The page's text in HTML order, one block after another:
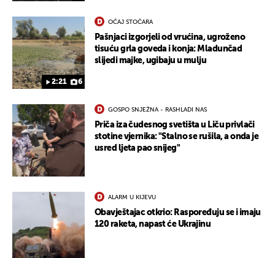
2:21 6
OČAJ STOČARA
Pašnjaci izgorjeli od vrućina, ugroženo
tisuću grla goveda i konja: Mladunčad
slijedi majke, ugibaju u mulju
GOSPO SNJEŽNA - RASHLADI NAS
Priča iza čudesnog svetišta u Liču privlači
stotine vjernika: "Stalno se rušila, a onda je
usred ljeta pao snijeg"
ALARM U KIJEVU
Obavještajac otkrio: Raspoređuju se i imaju
120 raketa, napast će Ukrajinu